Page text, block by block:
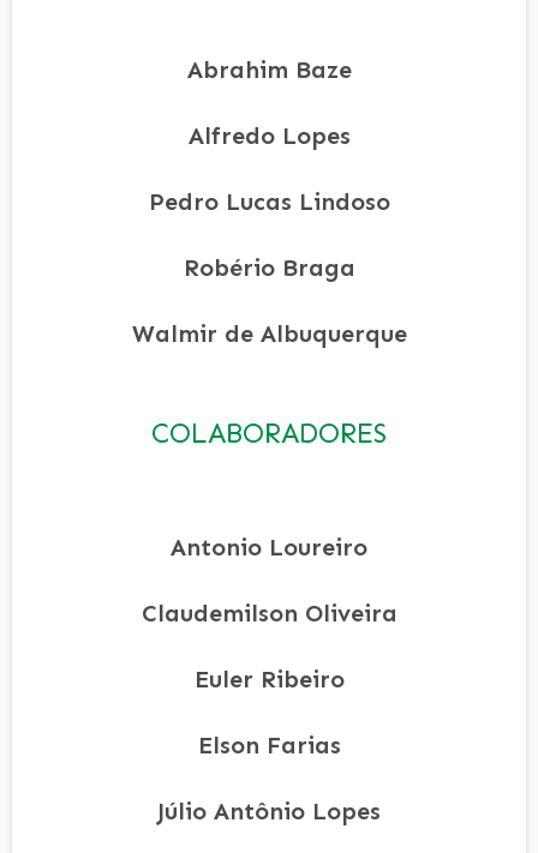
Abrahim Baze
Alfredo Lopes
Pedro Lucas Lindoso
Robério Braga
Walmir de Albuquerque
COLABORADORES
Antonio Loureiro
Claudemilson Oliveira
Euler Ribeiro
Elson Farias
Júlio Antônio Lopes